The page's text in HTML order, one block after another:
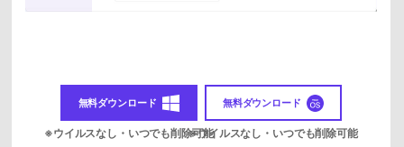
無料ダウンロード 無料ダウンロード